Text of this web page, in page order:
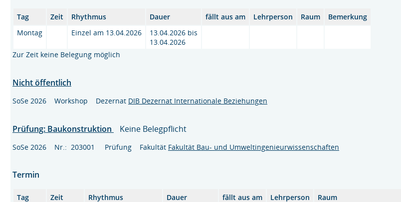
Tag Zeit Rhythmus Dauer fällt aus am Lehrperson Raum
Bemerkung
Montag
Einzel am 13.04.2026
13.04.2026 bis
13.04.2026
Zur Zeit keine Belegung möglich
Nicht öffentlich
SoSe 2026 Workshop Dezernat DIB Dezernat Internationale Beziehungen
Prüfung: Baukonstruktion Keine Belegpflicht
SoSe 2026 Nr.: 203001 Prüfung Fakultät Fakultät Bau- und Umweltingenieurwissenschaften
Termin
Tag Zeit Rhythmus Dauer fällt aus am Lehrperson Raum